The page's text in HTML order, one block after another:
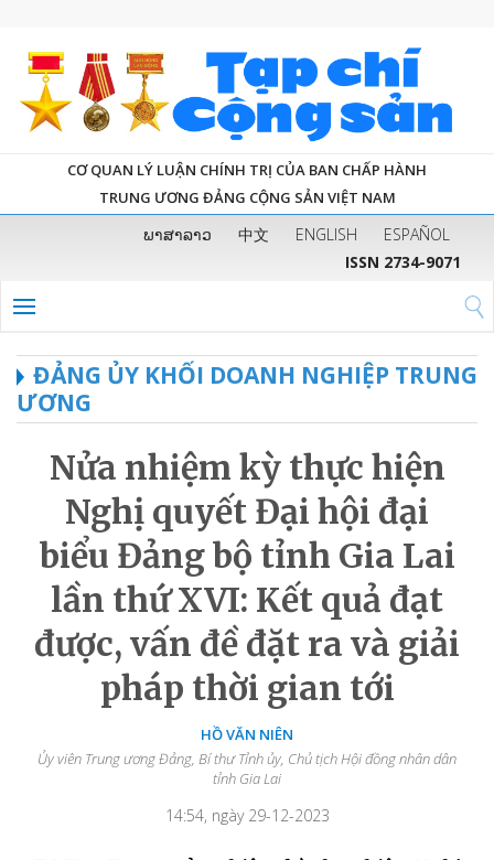
CƠ QUAN LÝ LUẬN CHÍNH TRỊ CỦA BAN CHẤP HÀNH
TRUNG ƯƠNG ĐẢNG CỘNG SẢN VIỆT NAM
ພາສາລາວ 中文 ENGLISH
ESPAÑOL
ISSN 2734-9071
ĐẢNG ỦY KHỐI DOANH NGHIỆP TRUNG
ƯƠNG
Nửa nhiệm kỳ thực hiện
Nghị quyết Đại hội đại
biểu Đảng bộ tỉnh Gia Lai
lần thứ XVI: Kết quả đạt
được, vấn đề đặt ra và giải
pháp thời gian tới
HỒ VĂN NIÊN
Ủy viên Trung ương Đảng, Bí thư Tỉnh ủy, Chủ tịch Hội đồng nhân dân
tỉnh Gia Lai
14:54, ngày 29-12-2023